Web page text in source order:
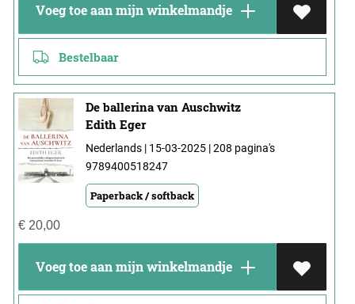
Voeg toe aan mijn winkelmandje
Bestelbaar
De ballerina van Auschwitz
Edith Eger
Nederlands | 15-03-2025 | 208 pagina's
9789400518247
Paperback / softback
€20,00
Voeg toe aan mijn winkelmandje